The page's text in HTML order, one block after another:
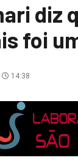
diz
foi
14:38